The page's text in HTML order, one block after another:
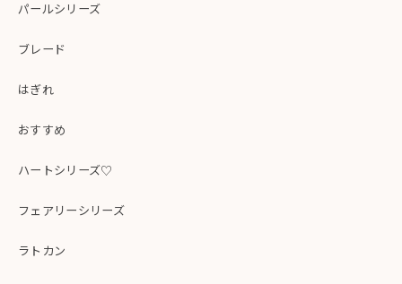
パールシリーズ
ブレード
はぎれ
おすすめ
ハートシリーズ♡
フェアリーシリーズ
ラトカン